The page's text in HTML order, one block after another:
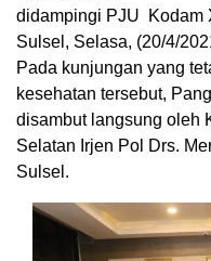
didampingi PJU Kodam
Sulsel, Selasa, (20/4/
Pada kunjungan yang
kesehatan tersebut,
disambut langsung oleh
Selatan Irjen Pol Drs.
Sulsel.